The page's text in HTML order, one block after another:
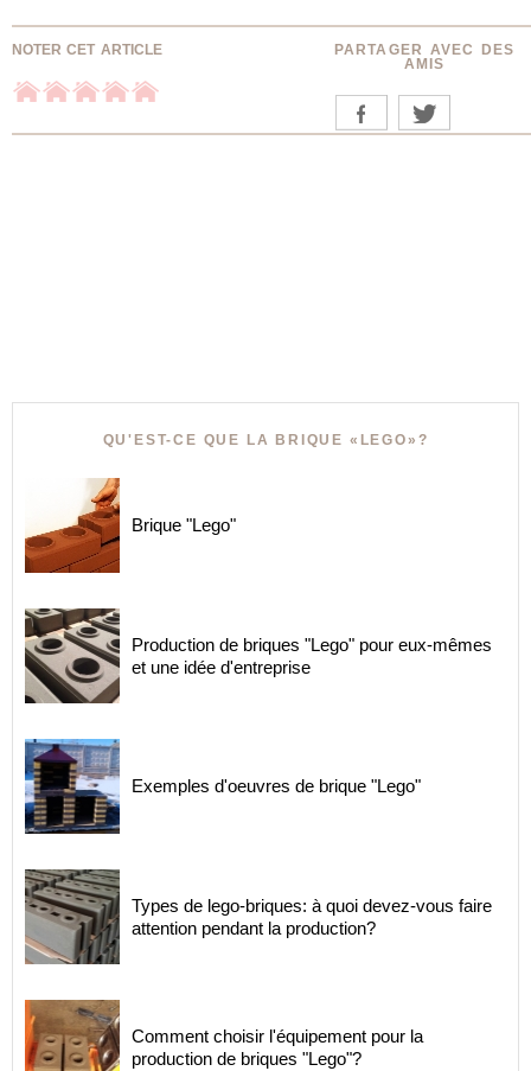
NOTER CET ARTICLE
PARTAGER AVEC DES
AMIS
QU'EST-CE QUE LA BRIQUE «LEGO»?
Brique "Lego"
Production de briques "Lego" pour eux-mêmes
et une idée d'entreprise
Exemples d'oeuvres de brique "Lego"
Types de lego-briques: à quoi devez-vous faire
attention pendant la production?
Comment choisir l'équipement pour la
production de briques "Lego"?